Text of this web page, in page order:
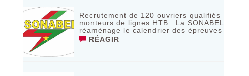
Recrutement de 120 ouvriers qualifiés
monteurs de lignes HTB : La SONABEL
réaménage le calendrier des épreuves
RÉAGIR